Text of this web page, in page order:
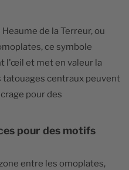
de la Terreur, ou
ce symbole
l'œil et met en valeur la
centraux peuvent
pour des
pour des motifs
entre les omoplates,